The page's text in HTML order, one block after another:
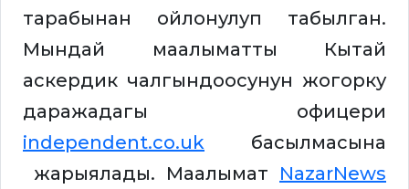
тарабынан ойлонулуп табылган.
Мындай маалыматты Кытай
аскердик чалгындоосунун жогорку
даражадагы офицери
independent.co.uk басылмасына
жарыялады. Маалымат NazarNews